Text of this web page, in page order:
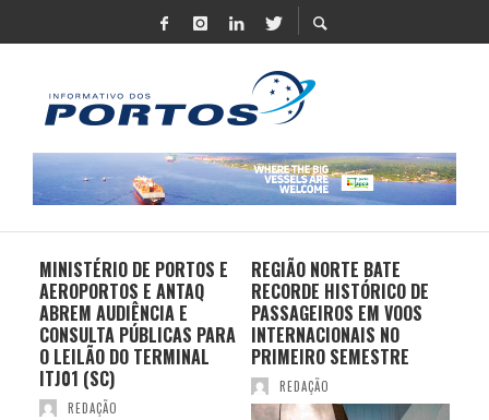
MINISTÉRIO DE PORTOS E
AEROPORTOS E ANTAQ
ABREM AUDIÊNCIA E
CONSULTA PÚBLICAS PARA
O LEILÃO DO TERMINAL
ITJ01 (SC)
REDAÇÃO
REGIÃO NORTE BATE
RECORDE HISTÓRICO DE
PASSAGEIROS EM VOOS
INTERNACIONAIS NO
PRIMEIRO SEMESTRE
REDAÇÃO